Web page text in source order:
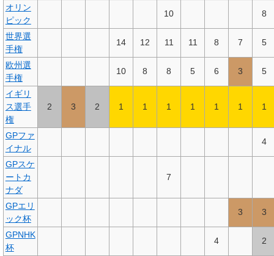
オリン
ピック
10 8
世界選
手権
14 12 11 11 8 7 5
欧州選
手権
10 8 8 5 6 3 5
イギリ
ス選手
権
2 3 2 1 1 1 1 1 1 1
GPファ
イナル
4
GPスケ
ートカ
ナダ
7
GPエリ
ック杯
3 3
GPNHK
杯
4 2